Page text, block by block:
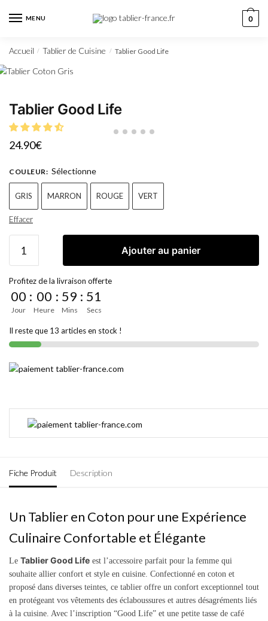
MENU 0
Accueil / Tablier de Cuisine / Tablier Good Life
Tablier Good Life
24.90€
COULEUR: Sélectionne
GRIS MARRON ROUGE VERT
Effacer
Ajouter au panier
Profitez de la livraison offerte
00
Jour
: 00
Heure
: 59
Mins
: 51
Secs
Il reste que 13 articles en stock !
Fiche Produit Description
Un Tablier en Coton pour une Expérience
Culinaire Confortable et Élégante
Le Tablier Good Life est l’accessoire parfait pour la femme qui
souhaite allier confort et style en cuisine. Confectionné en coton et
proposé dans diverses teintes, ce tablier offre un confort exceptionnel tout
en protégeant vos vêtements des éclaboussures et autres désagréments liés
à la cuisine. Avec l’inscription “Good Life” et une petite tasse de café